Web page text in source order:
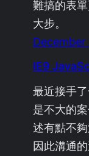
難搞的表
大步。
December
IE9
最近接手
是不大的
述有點不
因此溝通